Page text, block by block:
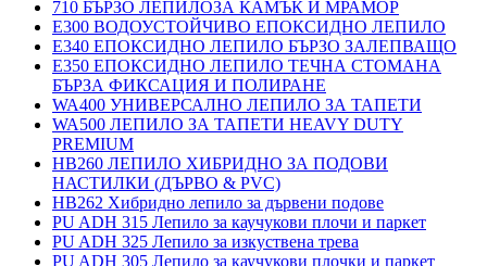
710 БЪРЗО ЛЕПИЛОЗА КАМЪК И МРАМОP
E300 ВОДОУСТОЙЧИВО ЕПОКСИДНО ЛЕПИЛО
E340 ЕПОКСИДНО ЛЕПИЛО БЪРЗО ЗАЛЕПВАЩО
E350 ЕПОКСИДНО ЛЕПИЛО ТЕЧНА СТОМАНА
БЪРЗА ФИКСАЦИЯ И ПОЛИРАНЕ
WA400 УНИВЕРСАЛНО ЛЕПИЛО ЗА ТАПЕТИ
WA500 ЛЕПИЛО ЗА ТАПЕТИ HEAVY DUTY
PREMIUM
HB260 ЛЕПИЛО ХИБРИДНО ЗА ПОДОВИ
НАСТИЛКИ (ДЪРВО & PVC)
HB262 Хибридно лепило за дървени подове
PU ADH 315 Лепило за каучукови плочи и паркет
PU ADH 325 Лепило за изкуствена трева
PU ADH 305 Лепило за каучукови плочки и паркет